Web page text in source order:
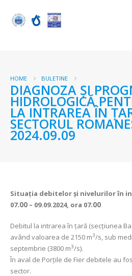
HOME BULETINE
DIAGNOZA ŞI
HIDROLOGICĂ
LA INTRAREA ÎN
SECTORUL
2024.09.09
Situaţia debitelor şi nivelurilorîn
07.00 – 09.09.2024, ora 07.00
Debitul la intrarea în ţară (secţiunea
având valoarea de 2150 m3/s, sub
septembrie (3800 m3/s).
În aval de Porţile de Fier debitele au
sector.